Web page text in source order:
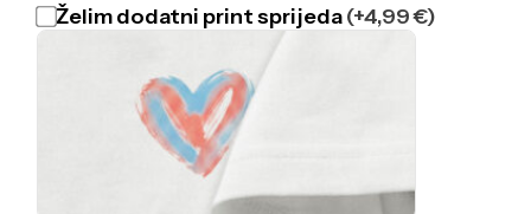
Želim dodatni print sprijeda(+4,99 €)